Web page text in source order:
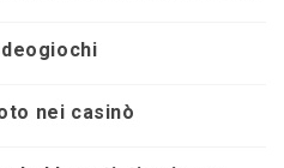
nei casinò